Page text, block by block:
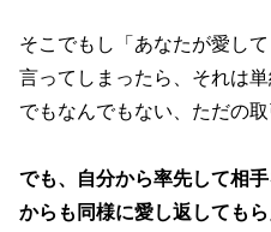
そこでもし「あなたが愛し
言ってしまったら、それは
でもなんでもない、ただの取
でも、自分から率先して相
からも同様に愛し返しても